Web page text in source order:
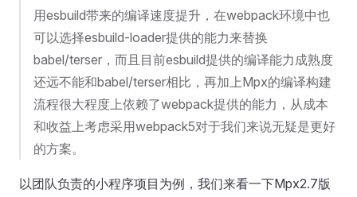
用esbuild带来的编译速度提升，在webpack环境中也
可以选择esbuild-loader提供的能力来替换
babel/terser，而且目前esbuild提供的编译能力成熟度
还远不能和babel/terser相比，再加上Mpx的编译构建
流程很大程度上依赖了webpack提供的能力，从成本
和收益上考虑采用webpack5对于我们来说无疑是更好
的方案。
以团队负责的小程序项目为例，我们来看一下Mpx2.7版